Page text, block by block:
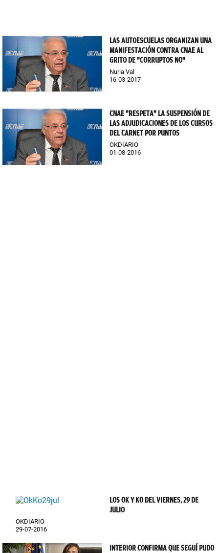
LAS AUTOESCUELAS ORGANIZAN UNA
MANIFESTACIÓN CONTRA CNAE AL
GRITO DE "CORRUPTOS NO"
Nuria Val
16-03-2017
CNAE "RESPETA" LA SUSPENSIÓN DE
LAS ADJUDICACIONES DE LOS CURSOS
DEL CARNET POR PUNTOS
OKDIARIO
01-08-2016
LOS OK Y KO DEL VIERNES, 29 DE
JULIO
OKDIARIO
29-07-2016
INTERIOR CONFIRMA QUE SEGUÍ PUDO